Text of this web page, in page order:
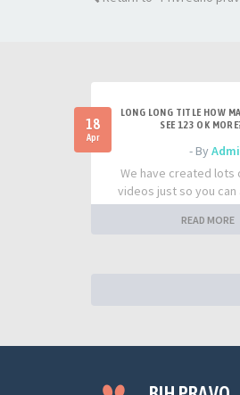
18
Apr
LONG LONG TITLE HOW
SEE 123 OK
- By
We have created lots
videos just so you can
READ MORE